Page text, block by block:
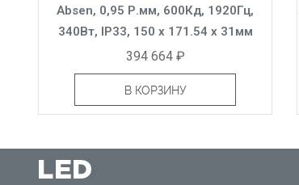
Absen, 0,95 Р.мм, 600Кд, 1920Гц,
340Вт, IP33, 150 x 171.54 x 31мм
394 664 ₽
В КОРЗИНУ